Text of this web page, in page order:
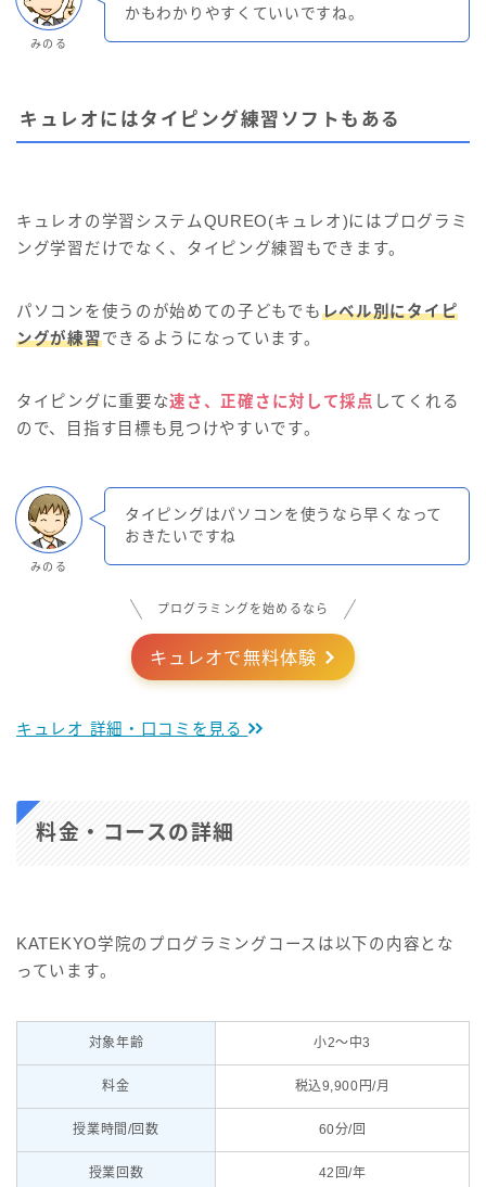
みのる
かもわかりやすくていいですね。
キュレオにはタイピング練習ソフトもある
キュレオの学習システムQUREO(キュレオ)にはプログラミ
ング学習だけでなく、タイピング練習もできます。
パソコンを使うのが始めての子どもでもレベル別にタイピ
ングが練習できるようになっています。
タイピングに重要な速さ、正確さに対して採点 してくれる
ので、目指す目標も見つけやすいです。
みのる
タイピングはパソコンを使うなら早くなって
おきたいですね
プログラミングを始めるなら
キュレオで無料体験
キュレオ 詳細・口コミを見る
料金・コースの詳細
KATEKYO学院のプログラミングコースは以下の内容とな
っています。
対象年齢 小2～中3
料金 税込9,900円/月
授業時間/回数 60分/回
授業回数 42回/年